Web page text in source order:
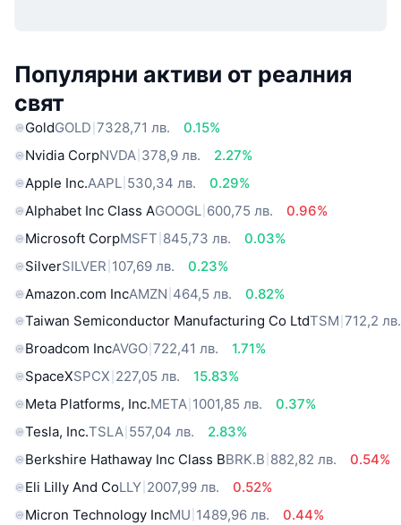
Популярни активи от реалния
свят
GoldGOLD 7328,71 лв.
0.15%
Nvidia CorpNVDA 378,9 лв.
2.27%
Apple Inc.AAPL 530,34 лв.
0.29%
Alphabet Inc Class AGOOGL 600,75 лв.
0.96%
Microsoft CorpMSFT 845,73 лв.
0.03%
SilverSILVER 107,69 лв.
0.23%
Amazon.com IncAMZN 464,5 лв.
0.82%
Taiwan Semiconductor Manufacturing Co LtdTSM 712,2 лв.
Broadcom IncAVGO 722,41 лв.
1.71%
SpaceXSPCX 227,05 лв.
15.83%
Meta Platforms, Inc.META 1001,85 лв.
0.37%
Tesla, Inc.TSLA 557,04 лв.
2.83%
Berkshire Hathaway Inc Class BBRK.B 882,82 лв.
0.54%
Eli Lilly And CoLLY 2007,99 лв.
0.52%
Micron Technology IncMU 1489,96 лв.
0.44%